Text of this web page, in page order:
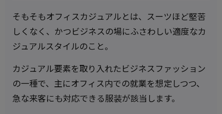
そもそもオフィスカジュアルとは、スーツほど堅苦
しくなく、かつビジネスの場にふさわしい適度なカ
ジュアルスタイルのこと。
カジュアル要素を取り入れたビジネスファッション
の一種で、主にオフィス内での就業を想定しつつ、
急な来客にも対応できる服装が該当します。